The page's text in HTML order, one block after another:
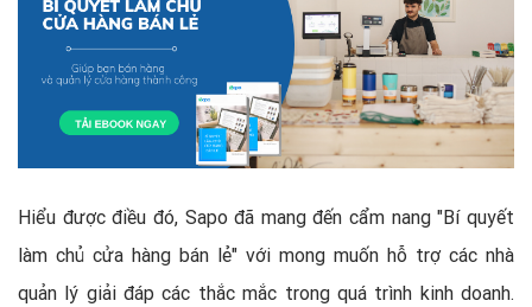
Hiểu được điều đó, Sapo đã mang đến cẩm nang "Bí quyết
làm chủ cửa hàng bán lẻ" với mong muốn hỗ trợ các nhà
quản lý giải đáp các thắc mắc trong quá trình kinh doanh.